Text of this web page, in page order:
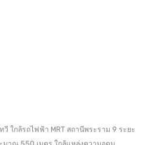
ใกล้รถไฟฟ้า MRT สถานีพระราม 9 ระยะ